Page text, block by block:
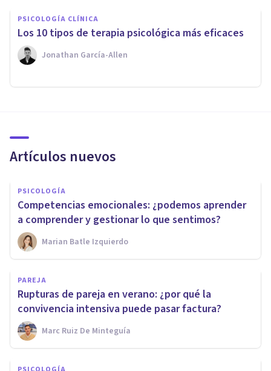
PSICOLOGÍA CLÍNICA
Los 10 tipos de terapia psicológica más eficaces
Jonathan García-Allen
Artículos nuevos
PSICOLOGÍA
Competencias emocionales: ¿podemos aprender
a comprender y gestionar lo que sentimos?
Marian Batle Izquierdo
PAREJA
Rupturas de pareja en verano: ¿por qué la
convivencia intensiva puede pasar factura?
Marc Ruiz De Minteguía